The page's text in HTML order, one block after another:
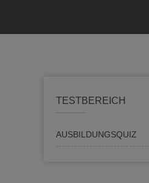
TESTBEREICH
AUSBILDUNGSQUIZ